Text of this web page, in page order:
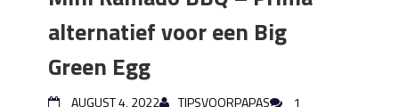
alternatief voor een Big
Green Egg
AUGUST 4, 2022 TIPSVOORPAPAS 1